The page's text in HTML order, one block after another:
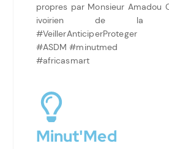
propres par Monsieur Amadou
ivoirien de la
#VeillerAnticiperProteger
#ASDM #minutmed
#africasmart
Minut'Med